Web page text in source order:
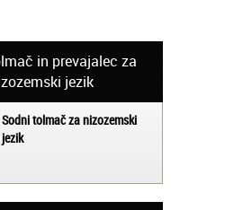
in prevajalec za
jezik
Sodni tolmač za nizozemski
jezik